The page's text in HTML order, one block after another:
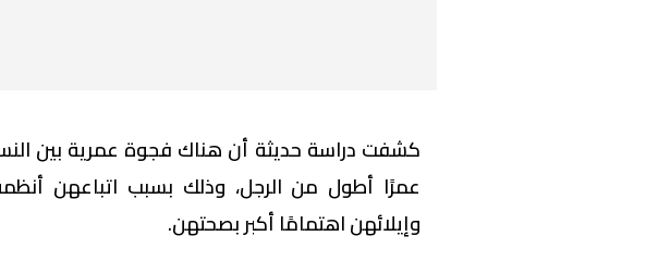
كشفت دراسة حديثة أن هناك فجوة عمرية بين
عمرًا أطول من الرجل، وذلك بسبب اتباعهن
وإيلائهن اهتمامًا أكبر بصحتهن.